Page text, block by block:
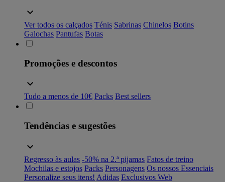
Ver todos os calçados Ténis Sabrinas Chinelos Botins
Galochas Pantufas Botas
Promoções e descontos
Tudo a menos de 10€ Packs Best sellers
Tendências e sugestões
Regresso às aulas -50% na 2.ª pijamas Fatos de treino
Mochilas e estojos Packs Personagens Os nossos Essenciais
Personalize seus itens! Adidas Exclusivos Web